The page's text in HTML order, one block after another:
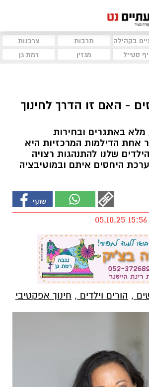
בקהילה תרבות
צרכנות
סטייל מגזין רמת גן
- האם זו הדרך לחינוך
מלא באתגרים ובחירות
אחת הדילמות המרכזיות היא
שלנו להתנהגות רצויה
היחסים איתם ובמוטיבציה
, הורים וילדים , חינוך אפקטיבי